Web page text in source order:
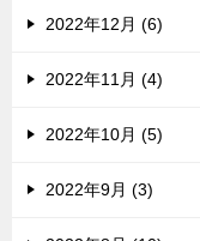
2022年12月 (6)
2022年11月 (4)
2022年10月 (5)
2022年9月 (3)